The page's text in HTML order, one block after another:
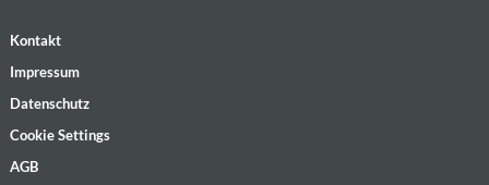
Kontakt
Impressum
Datenschutz
Cookie Settings
AGB